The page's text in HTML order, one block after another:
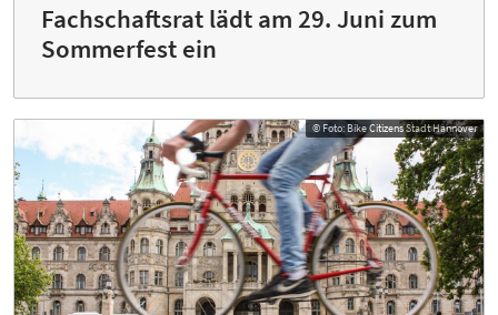
Fachschaftsrat lädt am 29. Juni zum
Sommerfest ein
© Foto: Bike Citizens Stadt Hannover